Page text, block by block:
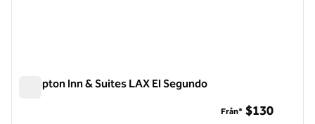
Hampton Inn & Suites LAX El Segundo
Från* $130